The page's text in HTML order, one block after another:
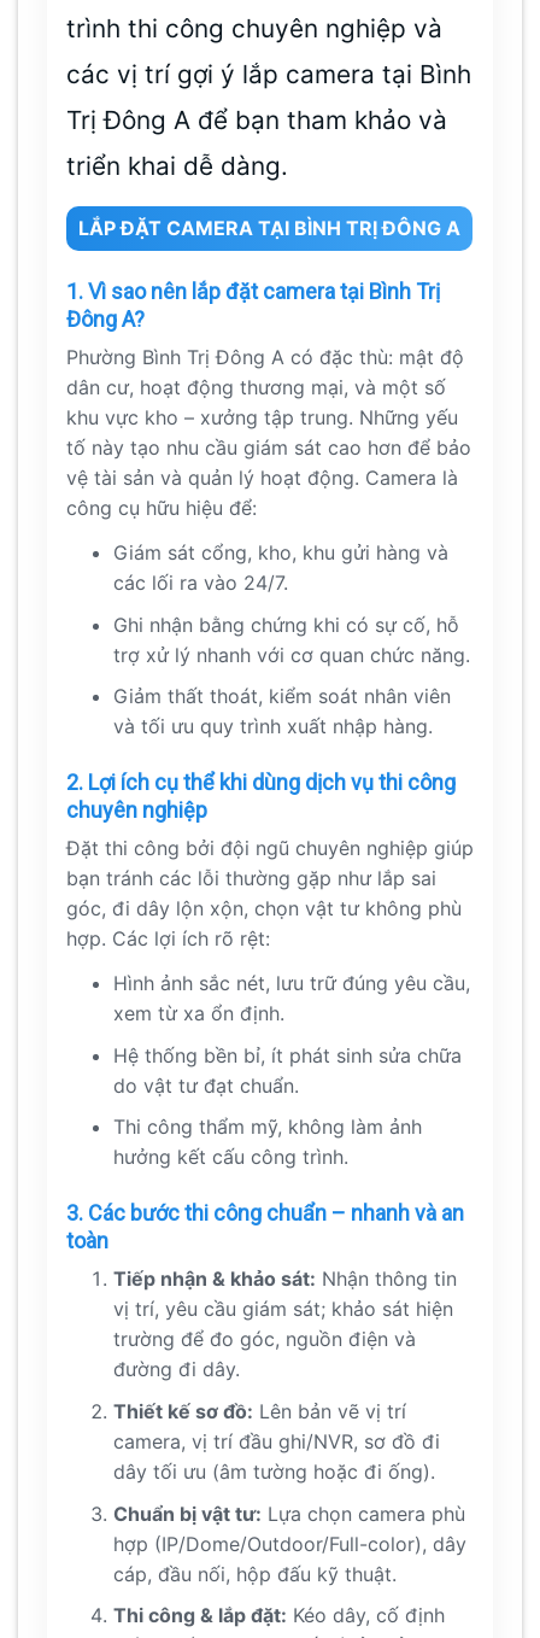
trình thi công chuyên nghiệp và
các vị trí gợi ý lắp camera tại Bình
Trị Đông A để bạn tham khảo và
triển khai dễ dàng.
LẮP ĐẶT CAMERA TẠI BÌNH TRỊ ĐÔNG A
1. Vì sao nên lắp đặt camera tại Bình Trị
Đông A?
Phường Bình Trị Đông A có đặc thù: mật độ
dân cư, hoạt động thương mại, và một số
khu vực kho – xưởng tập trung. Những yếu
tố này tạo nhu cầu giám sát cao hơn để bảo
vệ tài sản và quản lý hoạt động. Camera là
công cụ hữu hiệu để:
Giám sát cổng, kho, khu gửi hàng và
các lối ra vào 24/7.
Ghi nhận bằng chứng khi có sự cố, hỗ
trợ xử lý nhanh với cơ quan chức năng.
Giảm thất thoát, kiểm soát nhân viên
và tối ưu quy trình xuất nhập hàng.
2. Lợi ích cụ thể khi dùng dịch vụ thi công
chuyên nghiệp
Đặt thi công bởi đội ngũ chuyên nghiệp giúp
bạn tránh các lỗi thường gặp như lắp sai
góc, đi dây lộn xộn, chọn vật tư không phù
hợp. Các lợi ích rõ rệt:
Hình ảnh sắc nét, lưu trữ đúng yêu cầu,
xem từ xa ổn định.
Hệ thống bền bỉ, ít phát sinh sửa chữa
do vật tư đạt chuẩn.
Thi công thẩm mỹ, không làm ảnh
hưởng kết cấu công trình.
3. Các bước thi công chuẩn – nhanh và an
toàn
Tiếp nhận & khảo sát: Nhận thông tin
vị trí, yêu cầu giám sát; khảo sát hiện
trường để đo góc, nguồn điện và
đường đi dây.
Thiết kế sơ đồ: Lên bản vẽ vị trí
camera, vị trí đầu ghi/NVR, sơ đồ đi
dây tối ưu (âm tường hoặc đi ống).
Chuẩn bị vật tư: Lựa chọn camera phù
hợp (IP/Dome/Outdoor/Full-color), dây
cáp, đầu nối, hộp đấu kỹ thuật.
Thi công & lắp đặt: Kéo dây, cố định